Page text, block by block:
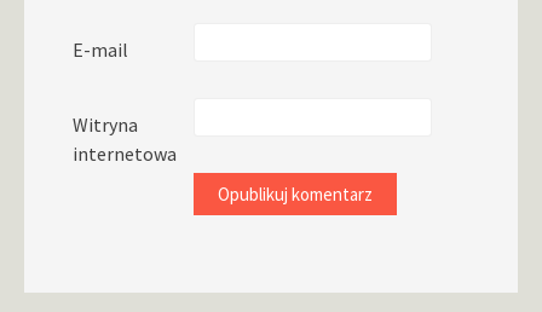
E-mail
Witryna
internetowa